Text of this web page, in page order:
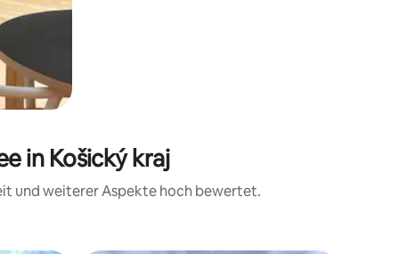
in Košický kraj
und weiterer Aspekte hoch bewertet.